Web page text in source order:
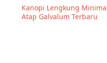
Kanopi Lengkung
Atap Galvalum Terbaru